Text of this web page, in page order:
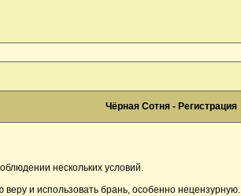
Чёрная Сотня - Регистрация
нескольких условий.
и использовать брань, особенно нецензурную.